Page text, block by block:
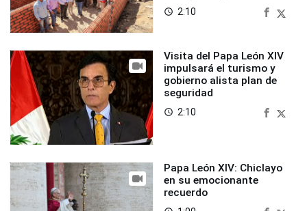
access_time 2:10
Visita del Papa León XIV
impulsará el turismo y
gobierno alista plan de
seguridad
access_time 2:10
Papa León XIV: Chiclayo
en su emocionante
recuerdo